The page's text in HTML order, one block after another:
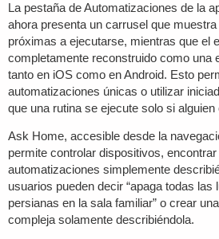
La pestaña de Automatizaciones de la
ahora presenta un carrusel que
próximas a ejecutarse, mientras que el
completamente reconstruido como una
tanto en iOS como en Android. Esto
automatizaciones únicas o utilizar
que una rutina se ejecute solo si
Ask Home, accesible desde la
permite controlar dispositivos,
automatizaciones simplemente
usuarios pueden decir “apaga todas las
persianas en la sala familiar” o crear
compleja solamente describiéndola.